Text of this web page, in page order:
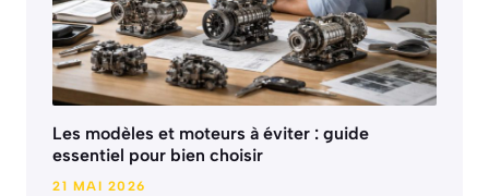
Les modèles et moteurs à éviter : guide
essentiel pour bien choisir
21 MAI 2026